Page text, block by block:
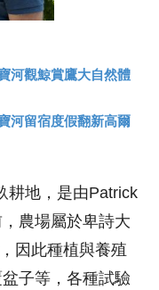
河觀鯨賞鷹大自然體
河留宿度假翻新高爾
耕地，是由Patrick
農場屬於卑詩大
因此種植與養殖
子等，各種試驗